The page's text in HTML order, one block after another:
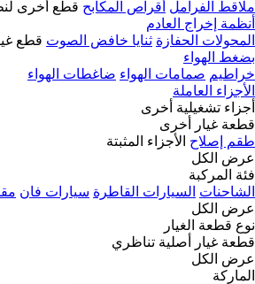
ملاقط الفرامل أقراص المكابح قطع أخرى
أنظمة إخراج العادم
المحولات الحفازة ثنايا خافض الصوت قطع
بضغط الهواء
خراطيم صمامات الهواء ضاغطات الهواء
الأجزاء العاملة
أجزاء تشغيلية أخرى
قطعة غيار أخرى
طقم إصلاح الأجزاء المثبتة
عرض الكل
فئة المركبة
الشاحنات السيارات القاطرة سيارات فان
عرض الكل
نوع قطعة الغيار
قطعة غيار أصلية تناظري
عرض الكل
الماركة